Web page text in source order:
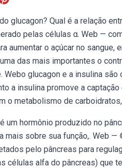
glucagon? Qual é a relação
pelas células α. Web —
aumentar o açúcar no sangue,
das mais importantes o
Webo glucagon e a insulina
a insulina promove a
o metabolismo de
um hormônio produzido no
mais sobre sua função,. Web
pelo pâncreas para
células alfa do pâncreas) que